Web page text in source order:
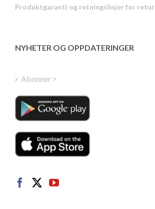
Produktgaranti og retningslinjer for retur
NYHETER OG OPPDATERINGER
Abonner >